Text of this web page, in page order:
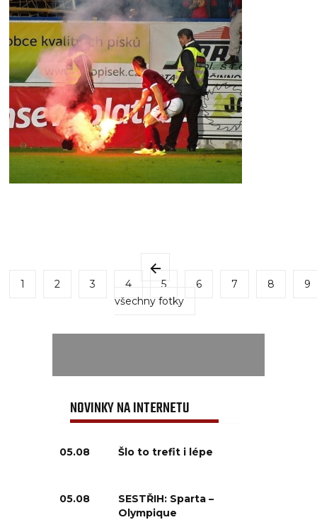
1 2 3 4 5 6 7 8
9
všechny fotky
NOVINKY NA INTERNETU
05.08 Šlo to trefit i lépe
05.08
SESTŘIH: Sparta –
Olympique